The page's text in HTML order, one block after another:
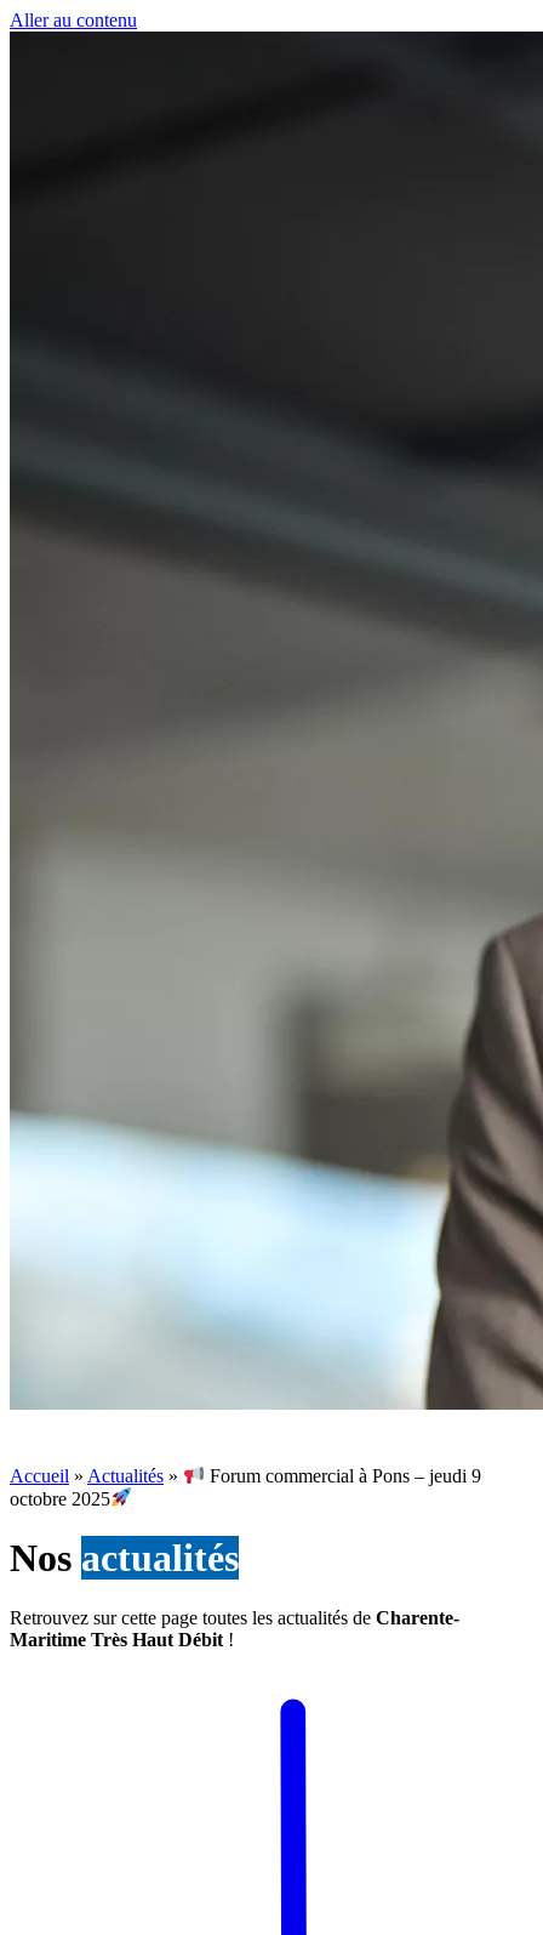
Aller au contenu
Accueil » Actualités »
Forum commercial à Pons – jeudi 9
octobre 2025
Nos actualités
Retrouvez sur cette page toutes les actualités de Charente-
Maritime Très Haut Débit !
Panneau de gestion des cookies